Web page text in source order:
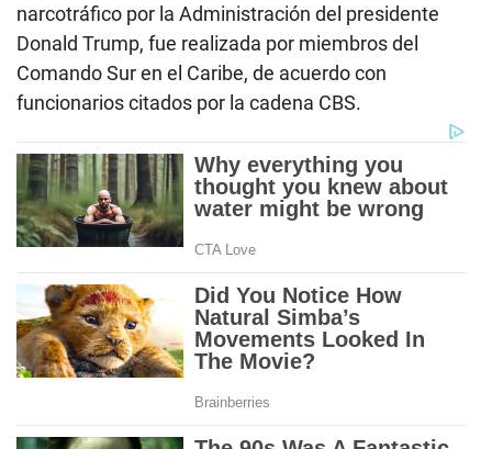
narcotráfico por la Administración del presidente
Donald Trump, fue realizada por miembros del
Comando Sur en el Caribe, de acuerdo con
funcionarios citados por la cadena CBS.